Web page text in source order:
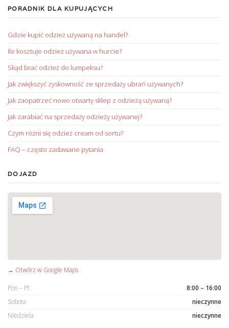
PORADNIK DLA KUPUJĄCYCH
Gdzie kupić odzież używaną na handel?
Ile kosztuje odzież używana w hurcie?
Skąd brać odzież do lumpeksu?
Jak zwiększyć zyskowność ze sprzedaży ubrań używanych?
Jak zaopatrzeć nowo otwarty sklep z odzieżą używaną?
Jak zarabiać na sprzedaży odzieży używanej?
Czym różni się odzież cream od sortu?
FAQ – często zadawane pytania
DOJAZD
→ Otwórz w Google Maps
Pon – Pt
8:00 – 16:00
Sobota
nieczynne
Niedziela
nieczynne